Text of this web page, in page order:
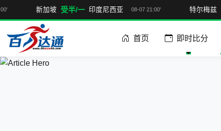
度尼西亚 08-07 21:00' 特尔梅兹 受半/一 纳曼干新春 08-07
首页 即时比分